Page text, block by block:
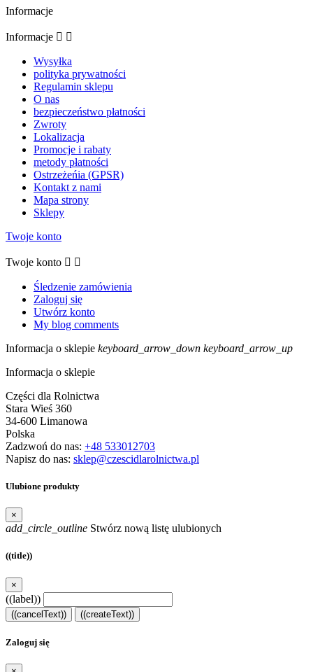
Informacje
Informacje  
Wysyłka
polityka prywatności
Regulamin sklepu
O nas
bezpieczeństwo płatności
Zwroty
Lokalizacja
Promocje i rabaty
metody płatności
Ostrzeżeńia (GPSR)
Kontakt z nami
Mapa strony
Sklepy
Twoje konto
Twoje konto  
Śledzenie zamówienia
Zaloguj się
Utwórz konto
My blog comments
Informacja o sklepie keyboard_arrow_down keyboard_arrow_up
Informacja o sklepie
Części dla Rolnictwa
Stara Wieś 360
34-600 Limanowa
Polska
Zadzwoń do nas: +48 533012703
Napisz do nas: sklep@czescidlarolnictwa.pl
Ulubione produkty
×
add_circle_outline Stwórz nową listę ulubionych
((title))
×
((label))
((cancelText)) ((createText))
Zaloguj się